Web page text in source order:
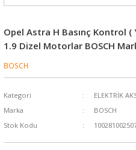
Opel Astra H Basınç Kontrol
1.9 Dizel Motorlar BOSCH
BOSCH
Kategori
ELEKTRİK
Marka
BOSCH
Stok Kodu